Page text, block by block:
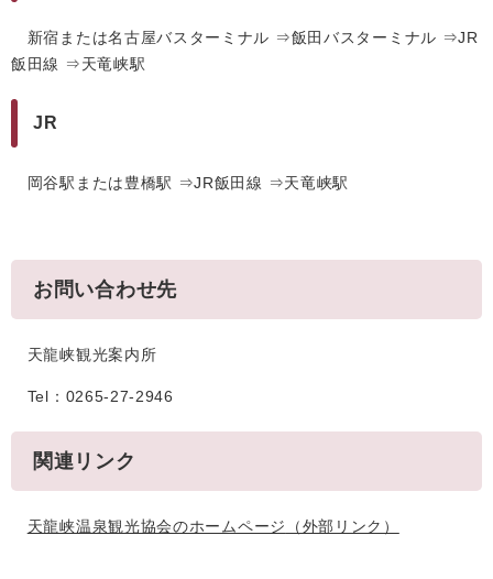
新宿または名古屋バスターミナル ⇒飯田バスターミナル ⇒JR
飯田線 ⇒天竜峡駅
JR
岡谷駅または豊橋駅 ⇒JR飯田線 ⇒天竜峡駅
お問い合わせ先
天龍峡観光案内所
Tel：0265-27-2946
関連リンク
天龍峡温泉観光協会のホームページ （外部リンク）